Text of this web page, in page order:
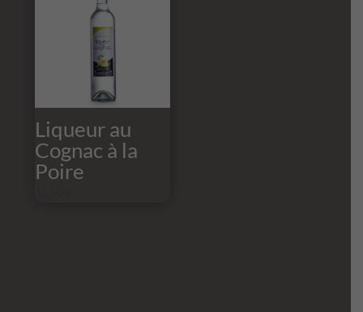
Liqueur au
Cognac à la
Poire